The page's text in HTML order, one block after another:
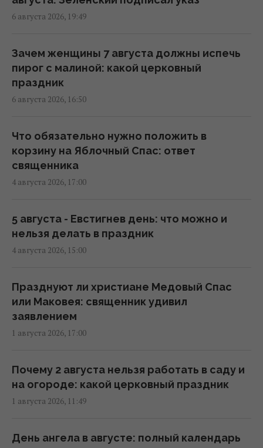
7 августа Украину накроет непогода:
после жары
13:46 четверг, 06 августа 2026
Синоптик назвала области, которые
долгожданное похолодание
13:19 четверг, 06 августа 2026
После аномальной жары в Украину
(карта)
09:31 четверг, 06 августа 2026
аномальной жары: где первыми
почувствуют похолодание
08:28 четверг, 06 августа 2026
разогреет аж до +39°
08:03 четверг, 06 августа 2026
нового удара (график)
6 августа 2026, 19:49
Зачем женщины 7 августа должны испечь
пирог с малиной: какой церковный
праздник
6 августа 2026, 16:50
Что обязательно нужно положить в
корзину на Яблочный Спас: ответ
священника
4 августа 2026, 17:00
5 августа - Евстигнев день: что можно и
нельзя делать в праздник
4 августа 2026, 15:00
Празднуют ли христиане Медовый Спас
или Маковея: священник удивил
заявлением
1 августа 2026, 17:00
Почему 2 августа нельзя работать в саду и
на огороде: какой церковный праздник
1 августа 2026, 11:49
День ангела в августе: полный календарь